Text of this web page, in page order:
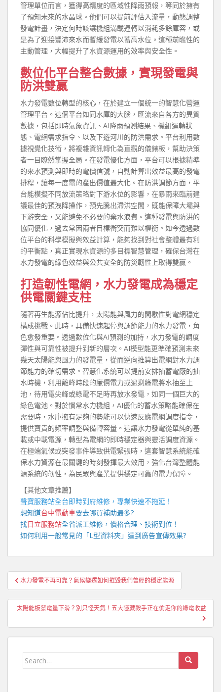
管理單位而言，獲得高精度的區域性降雨預報，等同於擁有
了預知未來的水晶球。他們可以提前評估入流量，動態調整
發電計畫，決定何時該讓機組滿載運轉以消耗多餘庫容，或
是為了迎接豐沛來水而暫緩發電以蓄高水位。這種前瞻性的
主動管理，大幅提升了水資源運用的效率與安全性。
數位化平台整合數據，實現發電與
防洪雙贏
水力發電數位轉型的核心，在於建立一個統一的智慧化營運
管理平台。這個平台如同水庫的大腦，匯流來自各方的異質
數據，包括即時氣象資訊、AI降雨預測結果、機組運轉狀
態、電網需求指令、以及下遊河川的防洪需求。平台利用數
據視覺化技術，將複雜資訊轉化為直觀的儀錶板，幫助決策
者一目瞭然掌握全局。在發電優化方面，平台可以根據精準
的來水預測與即時的電價信號，自動計算出效益最高的發電
排程，讓每一度電的產出價值最大化。在防洪調節方面，平
台能模擬不同放流策略對下游水位的影響，在暴雨來臨前建
議最佳的預洩降操作，預先騰出滯洪空間，既能保障大壩與
下游安全，又能避免不必要的棄水浪費。這種發電與防洪的
協同優化，過去常因兩者目標衝突而難以權衡。如今透過數
位平台的科學模擬與效益計算，能夠找到對社會整體最有利
的平衡點，真正實現水資源的多目標智慧管理，確保台灣在
水力發電的綠色效益與公共安全的防災韌性上取得雙贏。
打造韌性電網，水力發電成為穩定
供電關鍵支柱
隨著再生能源佔比提升，太陽能與風力的間歇性對電網穩定
構成挑戰。此時，具備快速起停與調節能力的水力發電，角
色愈發重要。透過數位化與AI預測的加持，水力發電的調度
彈性與可靠性被提升到新的層次。AI模型能更準確預測未來
幾天太陽能與風力的發電量，從而逆向推算出電網對水力調
節能力的確切需求。智慧化系統可以提前安排抽蓄電廠的抽
水時機，利用離峰時段的廉價電力或過剩綠電將水抽至上
池，待用電尖峰或綠電不足時再放水發電，如同一個巨大的
綠色電池。對於慣常水力機組，AI優化的蓄水策略能確保在
需要時，水庫擁有足夠的勢能可以快速反應電網調度指令，
提供寶貴的頻率調整與備轉容量。這讓水力發電從單純的基
載或中載電源，轉型為電網的即時穩定器與靈活調度資源。
在極端氣候或突發事件導致供電緊張時，這套智慧系統能確
保水力資源在最關鍵的時刻發揮最大效用，強化台灣整體能
源系統的韌性，為民眾與產業提供穩定可靠的電力保障。
【其他文章推薦】
聲寶服務站全台即時到府維修，專業快速不拖延！
想知道台中電動車要去哪買補助最多?
找日立服務站全省派工維修，價格合理、技術到位！
如何利用一般常見的「L型資料夾」達到廣告宣傳效果?
文
章
導
覽
水力發電不再可靠？氣候變遷如何摧毀我們曾經的穩定能源
太陽能板發電量下滑？別只怪天氣！五大隱藏殺手正在偷走你的綠電收益
Search